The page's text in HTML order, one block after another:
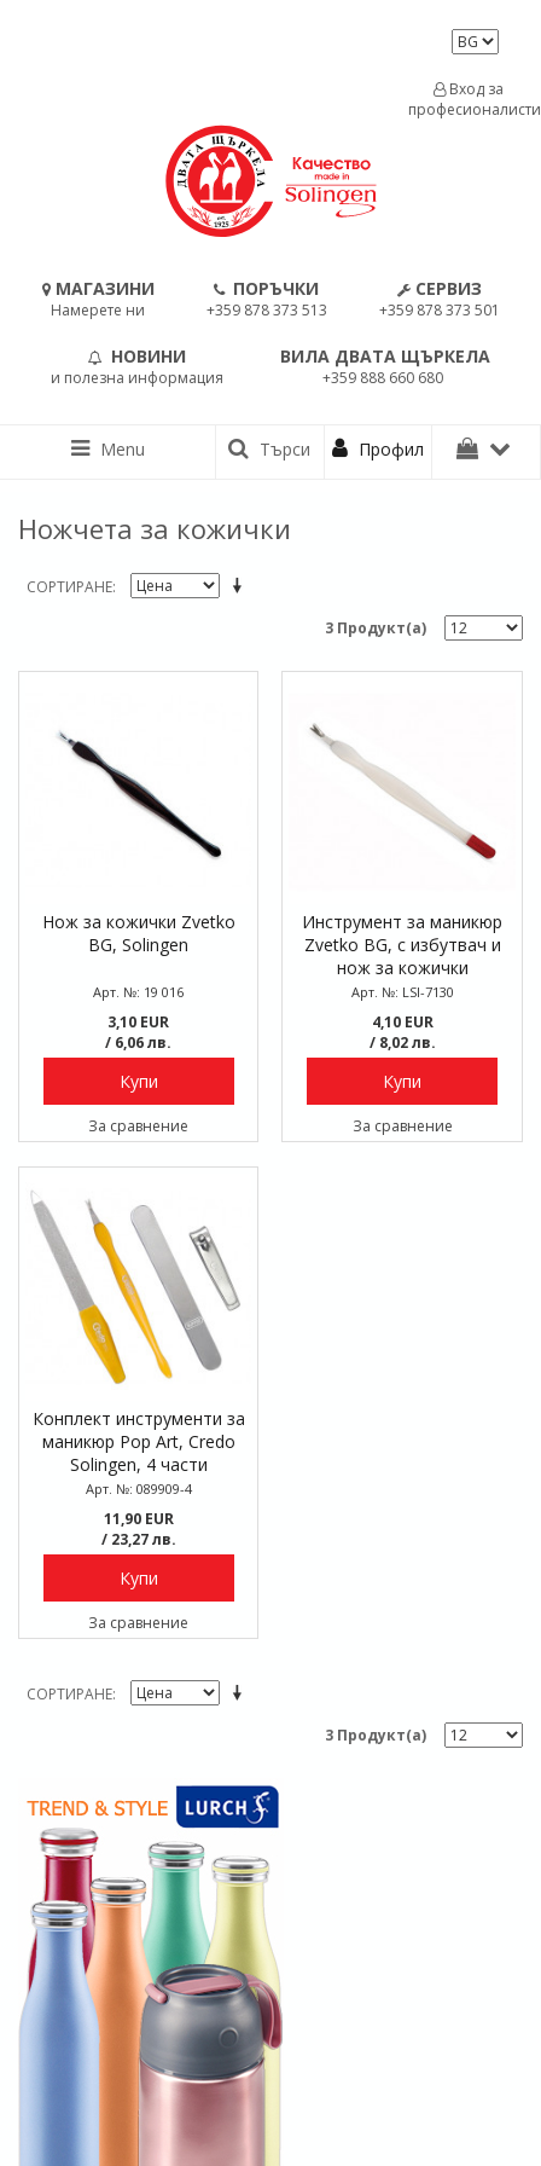
МАГАЗИНИ
Намерете ни
ПОРЪЧКИ
+359 878 373 513
СЕРВИЗ
+359 878 373 501
НОВИНИ
и полезна информация
ВИЛА ДВАТА ЩЪРКЕЛА
+359 888 660 680
Вход за
професионалисти
Menu Търси Профил
Ножчета за кожички
СОРТИРАНЕ
3 Продукт(а)
Нож за кожички Zvetko
BG, Solingen
Арт. №: 19 016
3,10 EUR
/ 6,06 лв.
Купи
За сравнение
Инструмент за маникюр
Zvetko BG, с избутвач и
нож за кожички
Арт. №: LSI-7130
4,10 EUR
/ 8,02 лв.
Купи
За сравнение
Конплект инструменти за
маникюр Pop Art, Credo
Solingen, 4 части
Арт. №: 089909-4
11,90 EUR
/ 23,27 лв.
Купи
За сравнение
СОРТИРАНЕ
3 Продукт(а)